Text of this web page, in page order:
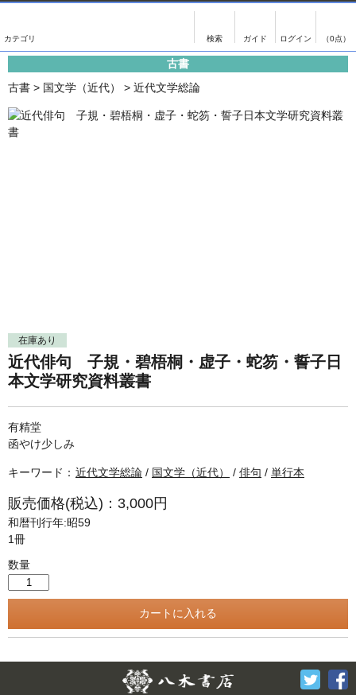
（0点）
影印資料
翻刻資料
単行本◆日本語史
単行本◆美術
美本なし
書誌学・目録
言語学
古書目録
画像がある商品のみ検索
古書
古書 > 国文学（近代） > 近代文学総論
在庫あり
近代俳句 子規・碧梧桐・虚子・蛇笏・誓子日
本文学研究資料叢書
有精堂
函やけ少しみ
キーワード： 近代文学総論 / 国文学（近代） / 俳句 / 単行本
販売価格(税込)：3,000円
和暦刊行年:昭59
1冊
数量
Twitter